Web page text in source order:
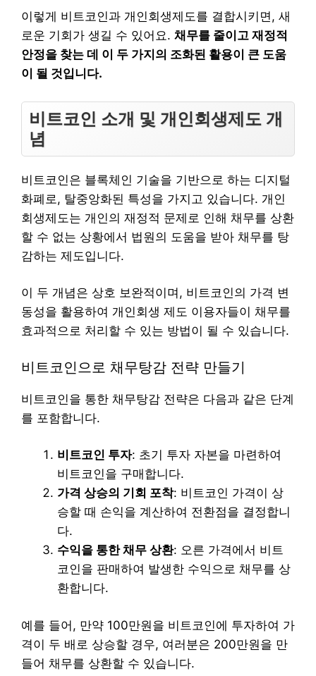
이렇게 비트코인과 개인회생제도를 결합시키면, 새
로운 기회가 생길 수 있어요. 채무를 줄이고 재정적
안정을 찾는 데 이 두 가지의 조화된 활용이 큰 도움
이 될 것입니다.
비트코인 소개 및 개인회생제도 개
념
비트코인은 블록체인 기술을 기반으로 하는 디지털
화폐로, 탈중앙화된 특성을 가지고 있습니다. 개인
회생제도는 개인의 재정적 문제로 인해 채무를 상환
할 수 없는 상황에서 법원의 도움을 받아 채무를 탕
감하는 제도입니다.
이 두 개념은 상호 보완적이며, 비트코인의 가격 변
동성을 활용하여 개인회생 제도 이용자들이 채무를
효과적으로 처리할 수 있는 방법이 될 수 있습니다.
비트코인으로 채무탕감 전략 만들기
비트코인을 통한 채무탕감 전략은 다음과 같은 단계
를 포함합니다.
비트코인 투자: 초기 투자 자본을 마련하여
비트코인을 구매합니다.
가격 상승의 기회 포착: 비트코인 가격이 상
승할 때 손익을 계산하여 전환점을 결정합니
다.
수익을 통한 채무 상환: 오른 가격에서 비트
코인을 판매하여 발생한 수익으로 채무를 상
환합니다.
예를 들어, 만약 100만원을 비트코인에 투자하여 가
격이 두 배로 상승할 경우, 여러분은 200만원을 만
들어 채무를 상환할 수 있습니다.